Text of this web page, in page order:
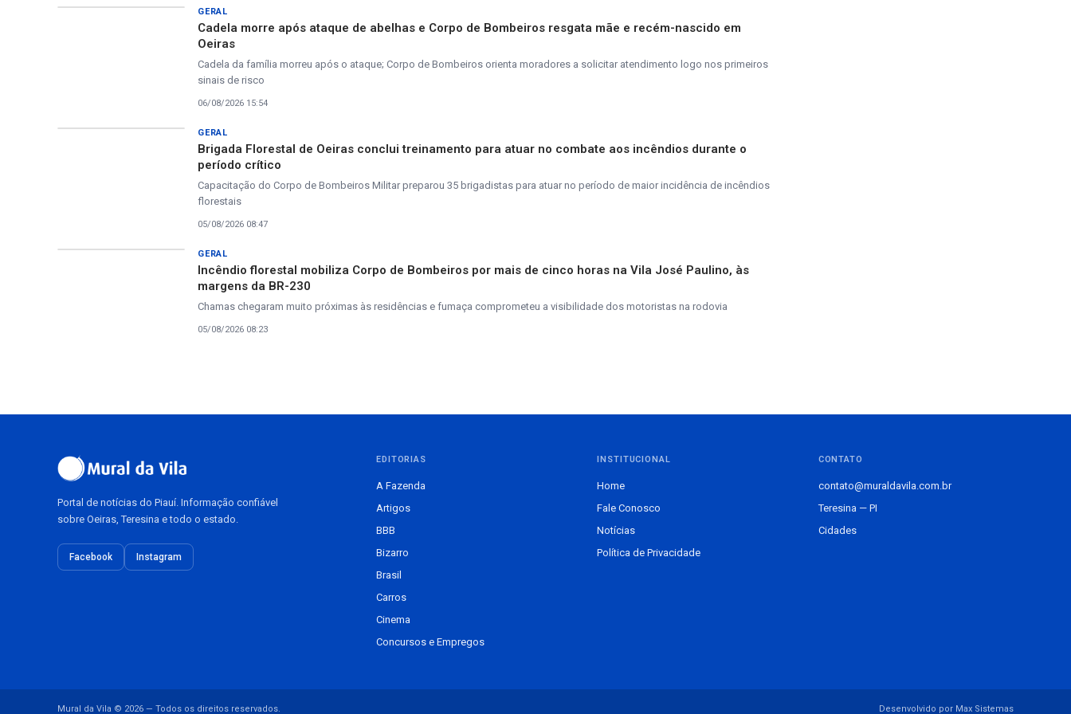
GERAL
Cadela morre após ataque de abelhas e Corpo de Bombeiros resgata mãe e recém-nascido em
Oeiras
Cadela da família morreu após o ataque; Corpo de Bombeiros orienta moradores a solicitar atendimento logo nos primeiros
sinais de risco
06/08/2026 15:54
GERAL
Brigada Florestal de Oeiras conclui treinamento para atuar no combate aos incêndios durante o
período crítico
Capacitação do Corpo de Bombeiros Militar preparou 35 brigadistas para atuar no período de maior incidência de incêndios
florestais
05/08/2026 08:47
GERAL
Incêndio florestal mobiliza Corpo de Bombeiros por mais de cinco horas na Vila José Paulino, às
margens da BR-230
Chamas chegaram muito próximas às residências e fumaça comprometeu a visibilidade dos motoristas na rodovia
05/08/2026 08:23
Portal de notícias do Piauí. Informação confiável
sobre Oeiras, Teresina e todo o estado.
Facebook Instagram
EDITORIAS
A Fazenda
Artigos
BBB
Bizarro
Brasil
Carros
Cinema
Concursos e Empregos
INSTITUCIONAL
Home
Fale Conosco
Notícias
Política de Privacidade
CONTATO
contato@muraldavila.com.br
Teresina — PI
Cidades
Mural da Vila © 2026 — Todos os direitos reservados. Desenvolvido por Max Sistemas